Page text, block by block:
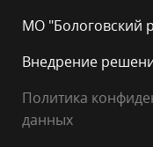
МО "Бологовский
Внедрение
Политика
данных